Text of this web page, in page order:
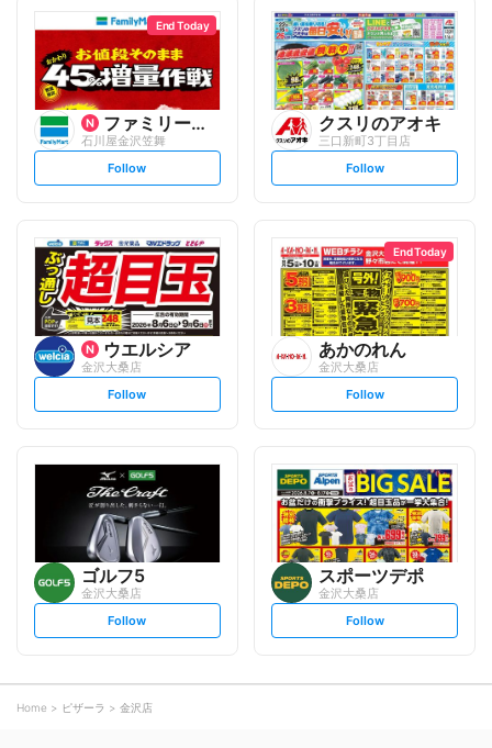
End Today
ファミリーマート
石川屋金沢笠舞
s
t
l
o
w
Follow
クスリのアオキ
三口新町3丁目店
s
t
o
w
Follow
ウエルシア
金沢大桑店
s
t
l
o
w
Follow
End Today
あかのれん
金沢大桑店
s
t
o
w
Follow
ゴルフ5
金沢大桑店
s
t
o
w
Follow
スポーツデポ
金沢大桑店
s
t
Follow
Home ピザーラ 金沢店